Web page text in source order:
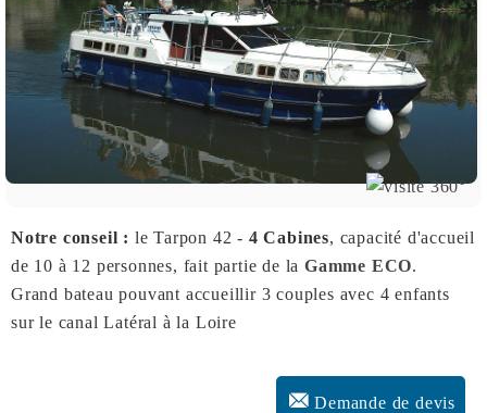
Notre conseil : le Tarpon 42 - 4 Cabines, capacité d'accueil
de 10 à 12 personnes, fait partie de laGamme ECO.
Grand bateau pouvant accueillir 3 couples avec 4 enfants
sur le canal Latéral à la Loire
Demande de devis